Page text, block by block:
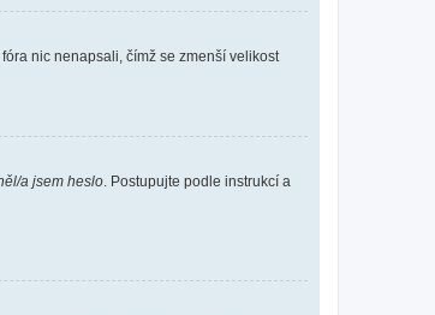
nic nenapsali, čímž se zmenší velikost
a jsem heslo . Postupujte podle instrukcí a